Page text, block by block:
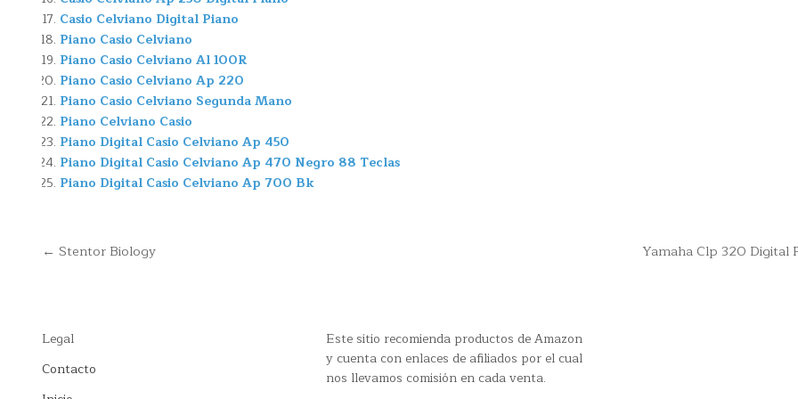
Casio Celviano Digital Piano
Piano Casio Celviano
Piano Casio Celviano Al 100R
Piano Casio Celviano Ap 220
Piano Casio Celviano Segunda Mano
Piano Celviano Casio
Piano Digital Casio Celviano Ap 450
Piano Digital Casio Celviano Ap 470 Negro 88 Teclas
Piano Digital Casio Celviano Ap 700 Bk
Navegación Yamaha Clp 320 Digital
← Stentor Biology
Legal
Contacto
Este sitio recomienda productos de Amazon
y cuenta con enlaces de afiliados por el cual
nos llevamos comisión en cada venta.